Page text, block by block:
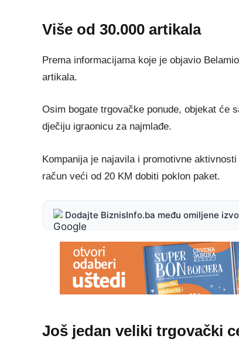
Više od 30.000 artikala
Prema informacijama koje je objavio
artikala.
Osim bogate trgovačke ponude, objekat će
dječiju igraonicu za najmlađe.
Kompanija je najavila i promotivne
račun veći od 20 KM dobiti poklon paket.
Dodajte BiznisInfo.ba među omiljene
Još jedan veliki trgovački